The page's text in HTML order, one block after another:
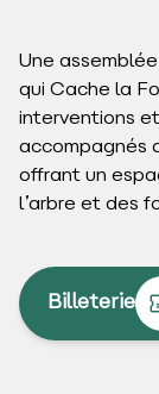
Une
qui Cache la
interventions
accompagnés
offrant un
l’arbre et des
Billeterie